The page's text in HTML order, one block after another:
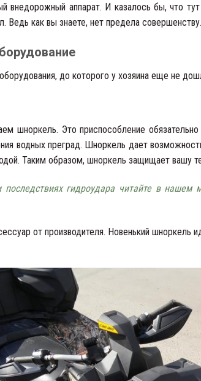
внедорожный аппарат. И казалось бы, что
Ведь как вы знаете, нет предела совершенству.
до которого у хозяина еще не
шноркель. Это приспособление
водных преград. Шноркель дает
Таким образом, шноркель защищает вашу
гидроудара читайте в нашем
от производителя. Новенький шноркель